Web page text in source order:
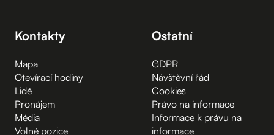
Kontakty
Mapa
Otevírací hodiny
Lidé
Pronájem
Média
Volné pozice
Ostatní
GDPR
Návštěvní řád
Cookies
Právo na informace
Informace k právu na
informace